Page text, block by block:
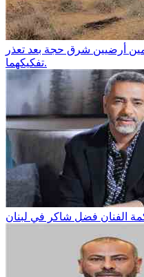
أرضيين شرق حجة بعد تعذر
تفكيكهما.